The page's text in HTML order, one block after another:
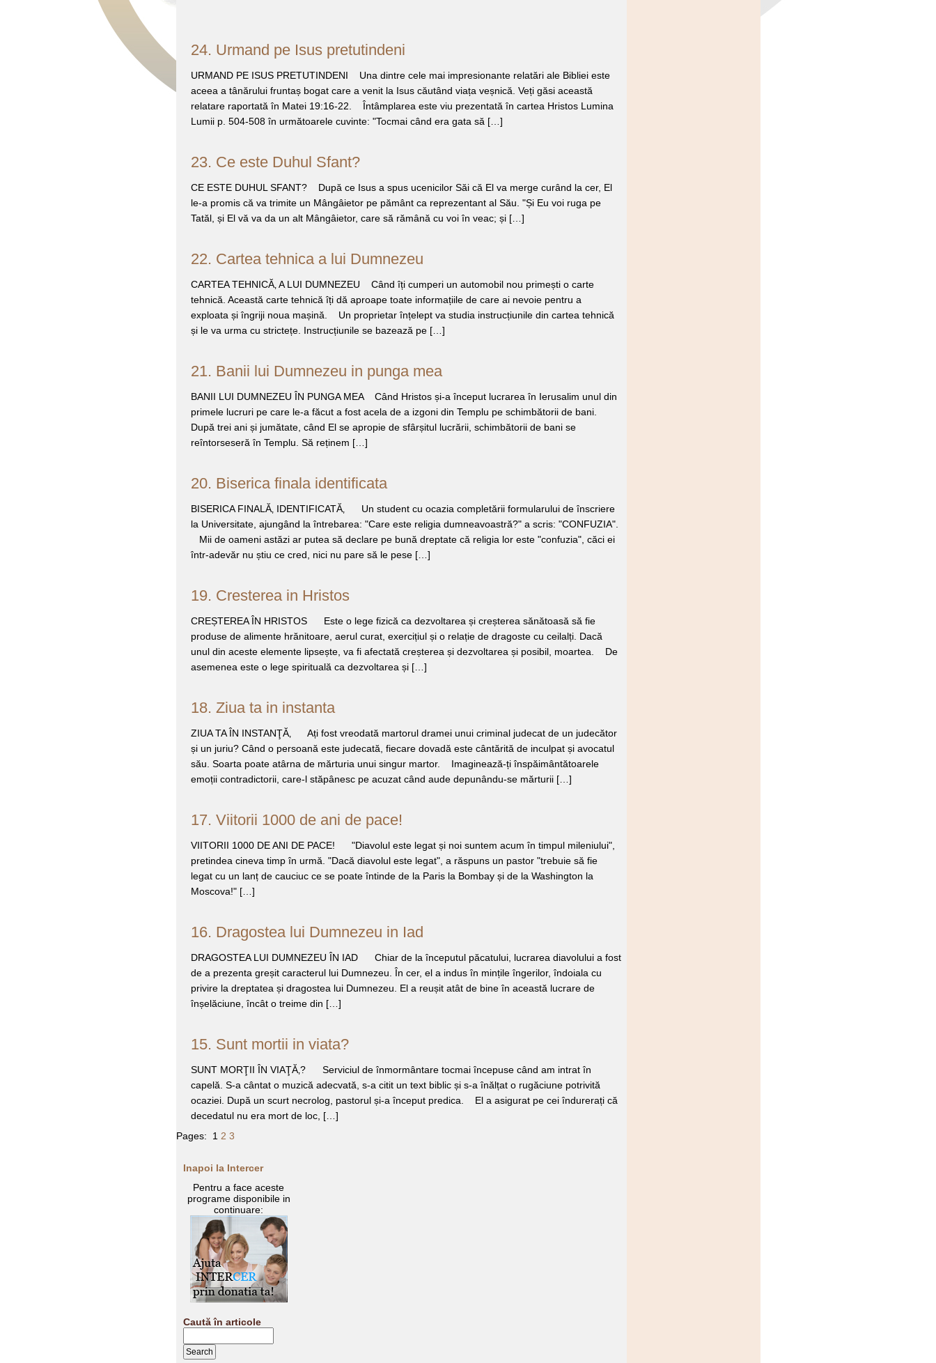
24. Urmand pe Isus pretutindeni
URMAND PE ISUS PRETUTINDENI Una dintre cele mai impresionante relatări ale Bibliei este
aceea a tânărului fruntaș bogat care a venit la Isus căutând viața veșnică. Veți găsi această
relatare raportată în Matei 19:16-22. Întâmplarea este viu prezentată în cartea Hristos Lumina
Lumii p. 504-508 în următoarele cuvinte: "Tocmai când era gata să […]
23. Ce este Duhul Sfant?
CE ESTE DUHUL SFANT? După ce Isus a spus ucenicilor Săi că El va merge curând la cer, El
le-a promis că va trimite un Mângâietor pe pământ ca reprezentant al Său. "Și Eu voi ruga pe
Tatăl, și El vă va da un alt Mângâietor, care să rămână cu voi în veac; și […]
22. Cartea tehnica a lui Dumnezeu
CARTEA TEHNICĂ‚ A LUI DUMNEZEU Când îți cumperi un automobil nou primești o carte
tehnică. Această carte tehnică îți dă aproape toate informațiile de care ai nevoie pentru a
exploata și îngriji noua mașină. Un proprietar înțelept va studia instrucțiunile din cartea tehnică
și le va urma cu strictețe. Instrucțiunile se bazează pe […]
21. Banii lui Dumnezeu in punga mea
BANII LUI DUMNEZEU ÎN PUNGA MEA Când Hristos și-a început lucrarea în Ierusalim unul din
primele lucruri pe care le-a făcut a fost acela de a izgoni din Templu pe schimbătorii de bani.
După trei ani și jumătate, când El se apropie de sfârșitul lucrării, schimbătorii de bani se
reîntorseseră în Templu. Să reținem […]
20. Biserica finala identificata
BISERICA FINALĂ‚ IDENTIFICATĂ‚ Un student cu ocazia completării formularului de înscriere
la Universitate, ajungând la întrebarea: "Care este religia dumneavoastră?" a scris: "CONFUZIA".
Mii de oameni astăzi ar putea să declare pe bună dreptate că religia lor este "confuzia", căci ei
într-adevăr nu știu ce cred, nici nu pare să le pese […]
19. Cresterea in Hristos
CREȘTEREA ÎN HRISTOS Este o lege fizică ca dezvoltarea și creșterea sănătoasă să fie
produse de alimente hrănitoare, aerul curat, exercițiul și o relație de dragoste cu ceilalți. Dacă
unul din aceste elemente lipsește, va fi afectată creșterea și dezvoltarea și posibil, moartea. De
asemenea este o lege spirituală ca dezvoltarea și […]
18. Ziua ta in instanta
ZIUA TA ÎN INSTANŢĂ‚ Ați fost vreodată martorul dramei unui criminal judecat de un judecător
și un juriu? Când o persoană este judecată, fiecare dovadă este cântărită de inculpat și avocatul
său. Soarta poate atârna de mărturia unui singur martor. Imaginează-ți înspăimântătoarele
emoții contradictorii, care-l stăpânesc pe acuzat când aude depunându-se mărturii […]
17. Viitorii 1000 de ani de pace!
VIITORII 1000 DE ANI DE PACE! "Diavolul este legat și noi suntem acum în timpul mileniului",
pretindea cineva timp în urmă. "Dacă diavolul este legat", a răspuns un pastor "trebuie să fie
legat cu un lanț de cauciuc ce se poate întinde de la Paris la Bombay și de la Washington la
Moscova!" […]
16. Dragostea lui Dumnezeu in Iad
DRAGOSTEA LUI DUMNEZEU ÎN IAD Chiar de la începutul păcatului, lucrarea diavolului a fost
de a prezenta greșit caracterul lui Dumnezeu. În cer, el a indus în mințile îngerilor, îndoiala cu
privire la dreptatea și dragostea lui Dumnezeu. El a reușit atât de bine în această lucrare de
înșelăciune, încât o treime din […]
15. Sunt mortii in viata?
SUNT MORŢII ÎN VIAŢĂ‚? Serviciul de înmormântare tocmai începuse când am intrat în
capelă. S-a cântat o muzică adecvată, s-a citit un text biblic și s-a înălțat o rugăciune potrivită
ocaziei. După un scurt necrolog, pastorul și-a început predica. El a asigurat pe cei îndurerați că
decedatul nu era mort de loc, […]
Pages:
1 2 3
Inapoi la Intercer
Pentru a face aceste
programe disponibile in
continuare:
Caută în articole